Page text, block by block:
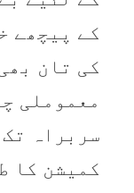
کے پیچھے
کی تان
معموملی
سربراہ
کمیشن کا